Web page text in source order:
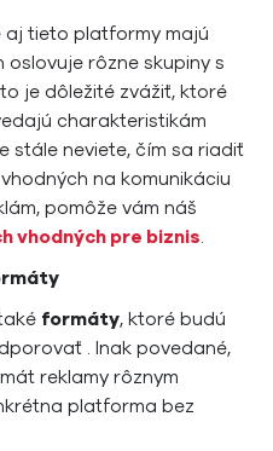
aj tieto platformy majú
oslovuje rôzne skupiny s
je dôležité zvážiť, ktoré
charakteristikám
stále neviete, čím sa riadiť
na komunikáciu
pomôže vám náš
vhodných pre biznis.
formáty, ktoré budú
. Inak povedané,
reklamy rôznym
platforma bez